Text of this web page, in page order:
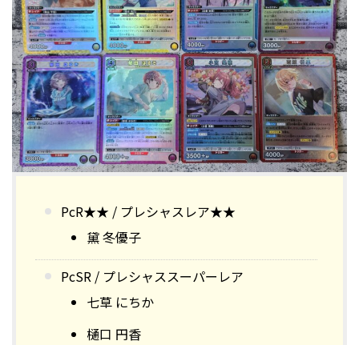
PcR★★ / プレシャスレア★★
黛 冬優子
PcSR / プレシャススーパーレア
七草 にちか
樋口 円香